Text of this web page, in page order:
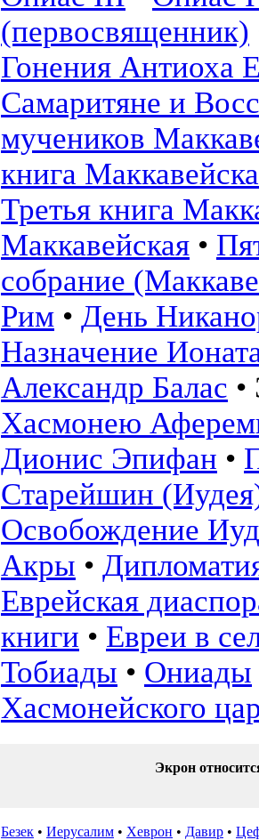
(первосвященник)
Гонения Антиоха
Самаритяне и
мучеников
книга
Третья книга
Маккавейская •
собрание
Рим • День
Назначение
Александр Балас •
Хасмонею
Дионис Эпифан •
Старейшин
Освобождение
Акры •
Еврейская
книги • Евреи в
Тобиады • Ониады
Хасмонейского
Экрон
Безек • Иерусалим • Хеврон • Давир •